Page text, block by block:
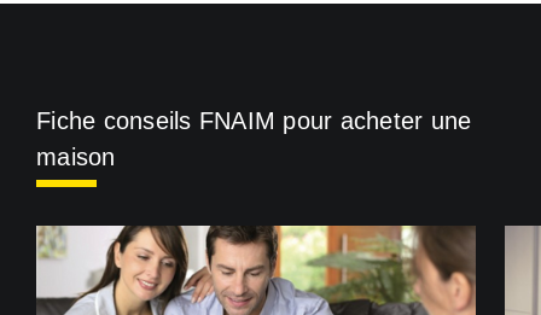
Fiche conseils FNAIM pour acheter une
maison